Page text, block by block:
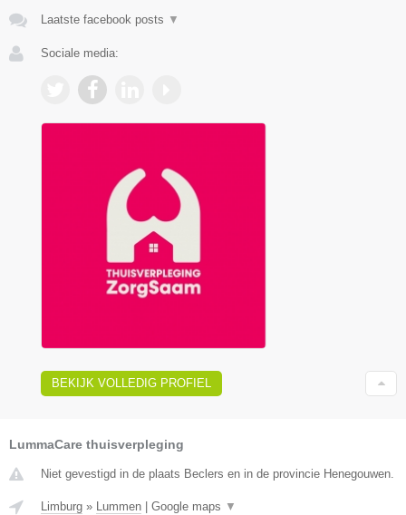
Laatste facebook posts ▼
Sociale media:
BEKIJK VOLLEDIG PROFIEL
LummaCare thuisverpleging
Niet gevestigd in de plaats Beclers en in de provincie Henegouwen.
Limburg » Lummen Google maps ▼